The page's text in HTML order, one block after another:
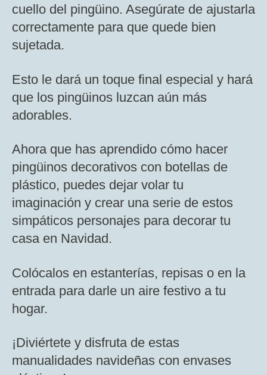
cuello del pingüino. Asegúrate de ajustarla
correctamente para que quede bien
sujetada.
Esto le dará un toque final especial y hará
que los pingüinos luzcan aún más
adorables.
Ahora que has aprendido cómo hacer
pingüinos decorativos con botellas de
plástico, puedes dejar volar tu
imaginación y crear una serie de estos
simpáticos personajes para decorar tu
casa en Navidad.
Colócalos en estanterías, repisas o en la
entrada para darle un aire festivo a tu
hogar.
¡Diviértete y disfruta de estas
manualidades navideñas con envases